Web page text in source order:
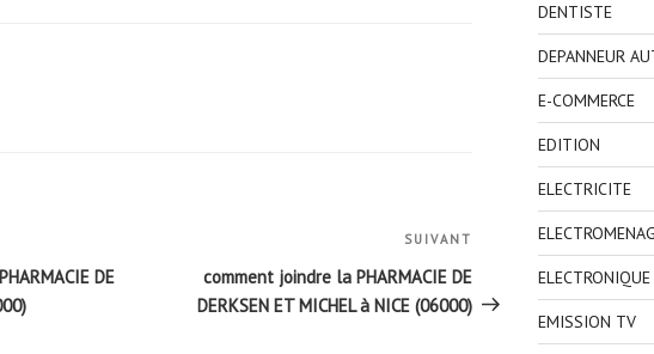
DE
suivant
SUIVANT
comment joindre la PHARMACIE DE
DERKSEN ET MICHEL à NICE (06000)
DENTISTE
DEPANNEUR
E-COMMERCE
EDITION
ELECTRICITE
EMISSION TV